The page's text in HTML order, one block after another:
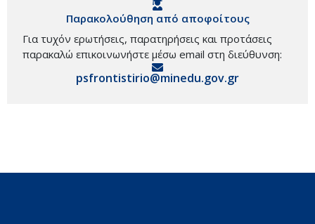
Παρακολούθηση από αποφοίτους
Για τυχόν ερωτήσεις, παρατηρήσεις και προτάσεις
παρακαλώ επικοινωνήστε μέσω email στη διεύθυνση:
psfrontistirio@minedu.gov.gr